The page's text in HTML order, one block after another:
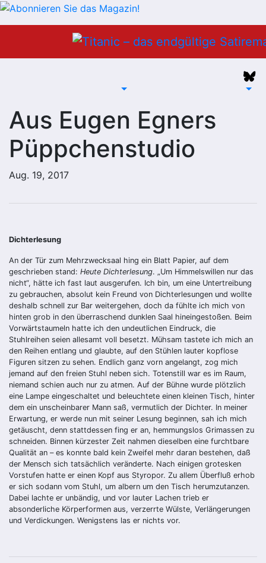
Aus Eugen Egners
Püppchenstudio
Aug. 19, 2017
Dichterlesung
An der Tür zum Mehrzwecksaal hing ein Blatt Papier, auf dem
geschrieben stand: Heute Dichterlesung. „Um Himmelswillen nur das
nicht“, hätte ich fast laut ausgerufen. Ich bin, um eine Untertreibung
zu gebrauchen, absolut kein Freund von Dichterlesungen und wollte
deshalb schnell zur Bar weitergehen, doch da fühlte ich mich von
hinten grob in den überraschend dunklen Saal hineingestoßen. Beim
Vorwärtstaumeln hatte ich den undeutlichen Eindruck, die
Stuhlreihen seien allesamt voll besetzt. Mühsam tastete ich mich an
den Reihen entlang und glaubte, auf den Stühlen lauter kopflose
Figuren sitzen zu sehen. Endlich ganz vorn angelangt, zog mich
jemand auf den freien Stuhl neben sich. Totenstill war es im Raum,
niemand schien auch nur zu atmen. Auf der Bühne wurde plötzlich
eine Lampe eingeschaltet und beleuchtete einen kleinen Tisch, hinter
dem ein unscheinbarer Mann saß, vermutlich der Dichter. In meiner
Erwartung, er werde nun mit seiner Lesung beginnen, sah ich mich
getäuscht, denn stattdessen fing er an, hemmungslos Grimassen zu
schneiden. Binnen kürzester Zeit nahmen dieselben eine furchtbare
Qualität an – es konnte bald kein Zweifel mehr daran bestehen, daß
der Mensch sich tatsächlich veränderte. Nach einigen grotesken
Vorstufen hatte er einen Kopf aus Styropor. Zu allem Überfluß erhob
er sich sodann vom Stuhl, um albern um den Tisch herumzutanzen.
Dabei lachte er unbändig, und vor lauter Lachen trieb er
absonderliche Körperformen aus, verzerrte Wülste, Verlängerungen
und Verdickungen. Wenigstens las er nichts vor.